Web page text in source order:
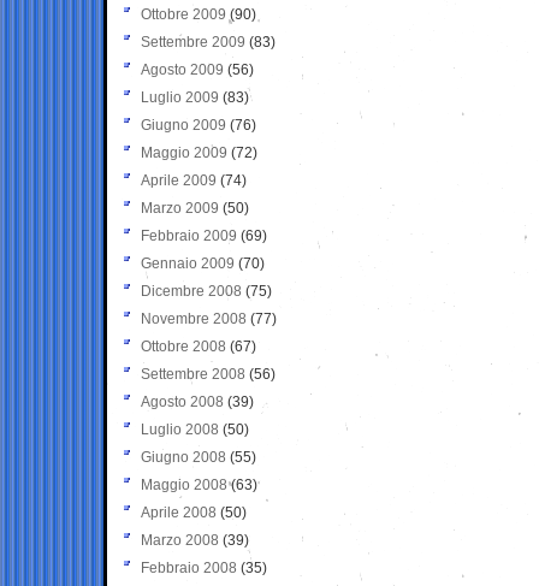
Ottobre 2009 (90)
Settembre 2009 (83)
Agosto 2009 (56)
Luglio 2009 (83)
Giugno 2009 (76)
Maggio 2009 (72)
Aprile 2009 (74)
Marzo 2009 (50)
Febbraio 2009 (69)
Gennaio 2009 (70)
Dicembre 2008 (75)
Novembre 2008 (77)
Ottobre 2008 (67)
Settembre 2008 (56)
Agosto 2008 (39)
Luglio 2008 (50)
Giugno 2008 (55)
Maggio 2008(63)
Aprile 2008 (50)
Marzo 2008 (39)
Febbraio 2008 (35)